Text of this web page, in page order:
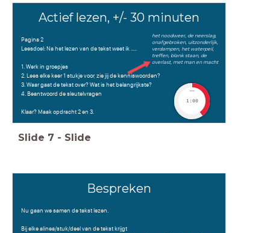
Actief lezen, +/- 30 minuten
Pagina 2
Leesdoel: Na het lezen van de tekst weet ik .....
1. Werk in groepjes
2. Lees elke keer 1 stukje voor, zie jij de kenniswoorden?
3. Waar gaat de tekst over? Wat is het belangrijkste?
4. Beantwoord de sleutelvragen
Klaar? Maak opdracht 2 en 3.
timer
1:00
het noodweer, de neerslag,
onafgebroken, uitzonderlijk,
verdampen, het waterpeil,
treffen, blank staan, de
overlast, met man en macht
Slide 7 - Slide
Bespreken
Nu gaan we samen de tekst lezen.
Bij elke alinea/stuk/deel van de tekst krijgt